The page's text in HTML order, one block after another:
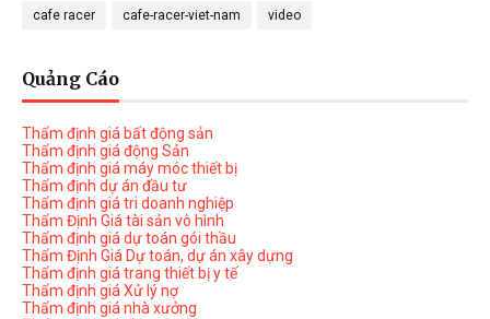
cafe racer cafe-racer-viet-nam video
Quảng Cáo
Thẩm định giá bất động sản
Thẩm định giá động Sản
Thẩm định giá máy móc thiết bị
Thẩm định dự án đầu tư
Thẩm định giá tri doanh nghiệp
Thẩm Định Giá tài sản vô hình
Thẩm định giá dự toán gói thầu
Thẩm Định Giá Dự toán, dự án xây dựng
Thẩm định giá trang thiết bị y tế
Thẩm định giá Xử lý nợ
Thẩm định giá nhà xưởng